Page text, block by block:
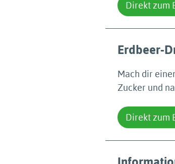
Direkt zum
Erdbeer-
Mach dir
Zucker und
Direkt zum